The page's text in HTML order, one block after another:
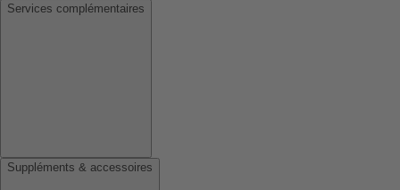
Services complémentaires
Suppléments & accessoires